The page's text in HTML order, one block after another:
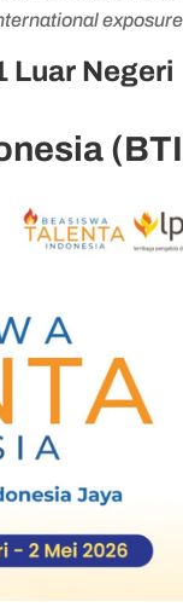
exposure
Luar Negeri